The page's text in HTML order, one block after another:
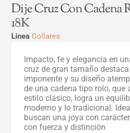
Dije Cruz Con Cadena
18K
Linea Collares
Impacto, fe y elegancia en
cruz de gran tamaño
imponente y su diseño
de una cadena tipo rolo, que
estilo clásico, logra un
moderno y lo tradicional.
buscan una joya con
con fuerza y distinción